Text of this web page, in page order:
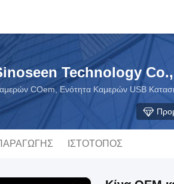
Technology
COem, Ενότητα Καμερών USB
ΙΣΤΌΤΟΠΟΣ